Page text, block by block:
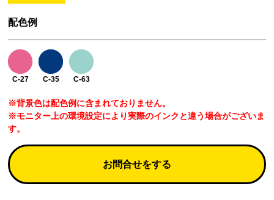
配色例
C-27 C-35 C-63
※背景色は配色例に含まれておりません。
※モニター上の環境設定により実際のインクと違う場合がございま
す。
お問合せをする